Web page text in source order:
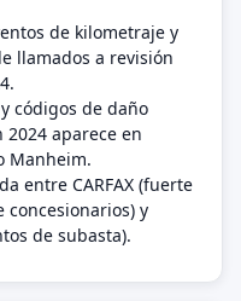
de kilometraje y
llamados a revisión
códigos de daño
2024 aparece en
Manheim.
entre CARFAX (fuerte
concesionarios) y
de subasta).